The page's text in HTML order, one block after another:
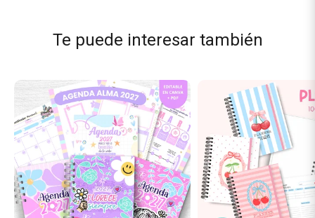
Te puede interesar también